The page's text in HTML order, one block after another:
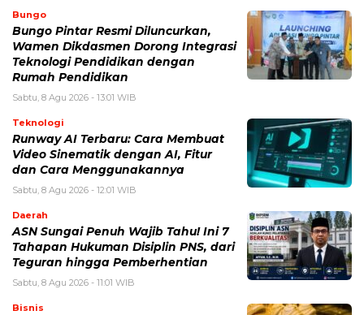
Bungo
Bungo Pintar Resmi Diluncurkan,
Wamen Dikdasmen Dorong Integrasi
Teknologi Pendidikan dengan
Rumah Pendidikan
Sabtu, 8 Agu 2026 - 13:01 WIB
Teknologi
Runway AI Terbaru: Cara Membuat
Video Sinematik dengan AI, Fitur
dan Cara Menggunakannya
Sabtu, 8 Agu 2026 - 12:01 WIB
Daerah
ASN Sungai Penuh Wajib Tahu! Ini 7
Tahapan Hukuman Disiplin PNS, dari
Teguran hingga Pemberhentian
Sabtu, 8 Agu 2026 - 11:01 WIB
Bisnis